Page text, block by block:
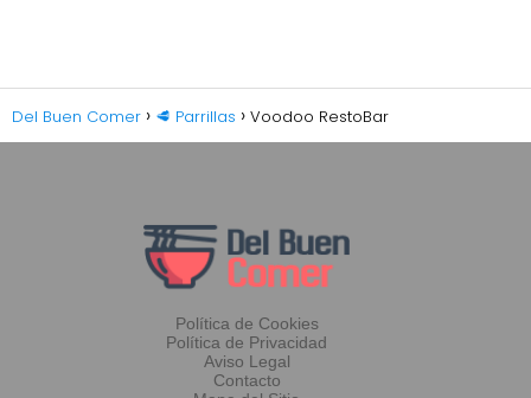
Del Buen Comer 🥩 Parrillas Voodoo RestoBar
Política de Cookies
Política de Privacidad
Aviso Legal
Contacto